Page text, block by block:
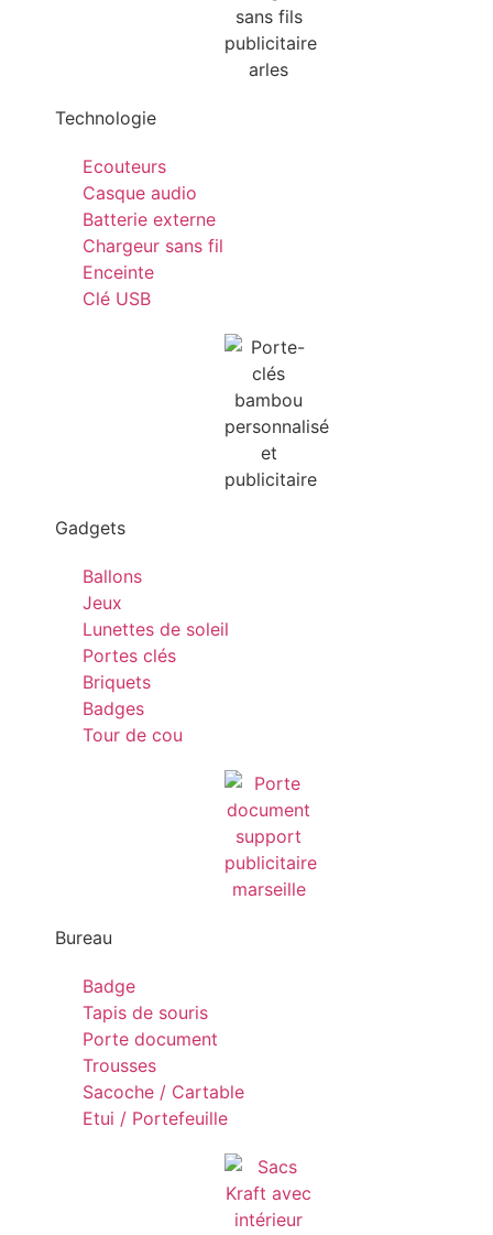
Technologie
Ecouteurs
Casque audio
Batterie externe
Chargeur sans fil
Enceinte
Clé USB
Gadgets
Ballons
Jeux
Lunettes de soleil
Portes clés
Briquets
Badges
Tour de cou
Bureau
Badge
Tapis de souris
Porte document
Trousses
Sacoche / Cartable
Etui / Portefeuille